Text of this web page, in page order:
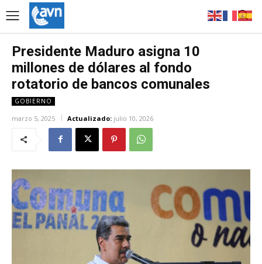
Presidente Maduro asigna 10
millones de dólares al fondo
rotatorio de bancos comunales
GOBIERNO
marzo 5, 2025 Actualizado: julio 10, 2026